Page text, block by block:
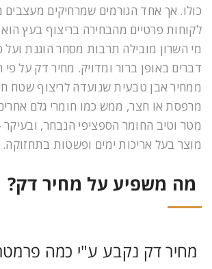
כולו. אך אחד הגורמים שמרחיקים מעצבים
לקוחות פרטיים מהבחירה בריצוף בעץ
מי השרון מובילה תרבות מסחר הוגנת ועל
דברים באופן ברור ומדויק. מחיר דק על פי
ממחיר אבן טבעית שנועדה לריצוף שטח
מרפסת או חצר, ממש כמו חומרי גלם
מטר וטיב החומר הספציפי הנבחר,
מוצר בעל אריכות ימים ופשטות בתחזוקה.
מה משפיע על מחיר דק?
מחיר דק נקבע ע"י כמה